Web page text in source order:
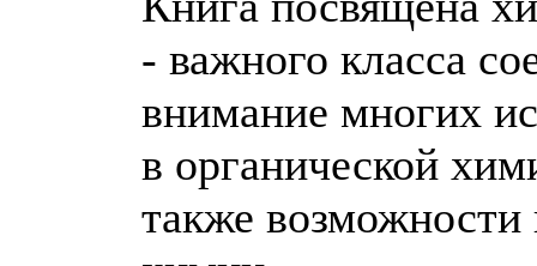
- важного класса
внимание многих
в органической
также возможности